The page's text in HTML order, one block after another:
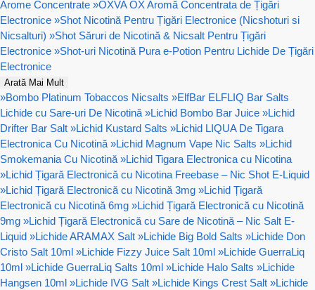
Arome Concentrate »OXVA OX Aromă Concentrata de Țigări
Electronice »Shot Nicotină Pentru Țigări Electronice (Nicshoturi si
Nicsalturi) »Shot Săruri de Nicotină & Nicsalt Pentru Țigări
Electronice »Shot-uri Nicotină Pura e-Potion Pentru Lichide De Țigări
Electronice
Arată Mai Mult
»Bombo Platinum Tobaccos Nicsalts »ElfBar ELFLIQ Bar Salts
Lichide cu Sare-uri De Nicotină »Lichid Bombo Bar Juice »Lichid
Drifter Bar Salt »Lichid Kustard Salts »Lichid LIQUA De Tigara
Electronica Cu Nicotină »Lichid Magnum Vape Nic Salts »Lichid
Smokemania Cu Nicotină »Lichid Tigara Electronica cu Nicotina
»Lichid Țigară Electronică cu Nicotina Freebase – Nic Shot E-Liquid
»Lichid Țigară Electronică cu Nicotină 3mg »Lichid Țigară
Electronică cu Nicotină 6mg »Lichid Țigară Electronică cu Nicotină
9mg »Lichid Țigară Electronică cu Sare de Nicotină – Nic Salt E-
Liquid »Lichide ARAMAX Salt »Lichide Big Bold Salts »Lichide Don
Cristo Salt 10ml »Lichide Fizzy Juice Salt 10ml »Lichide GuerraLiq
10ml »Lichide GuerraLiq Salts 10ml »Lichide Halo Salts »Lichide
Hangsen 10ml »Lichide IVG Salt »Lichide Kings Crest Salt »Lichide